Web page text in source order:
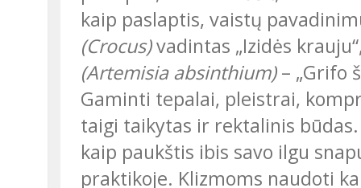
kaip paslaptis, vaistų
(Crocus)vadintas „Izidės
(Artemisia absinthium)– „Grifo
Gaminti tepalai, pleistrai, kompresai, nuovirai, piliulės. Taip pat žvakutės,
taigi taikytas ir rektalinis
kaip paukštis ibis savo ilgu
praktikoje. Klizmoms naudoti